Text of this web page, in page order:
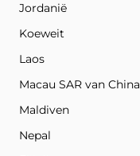
Jordanië
Koeweit
Laos
Macau SAR van China
Maldiven
Nepal